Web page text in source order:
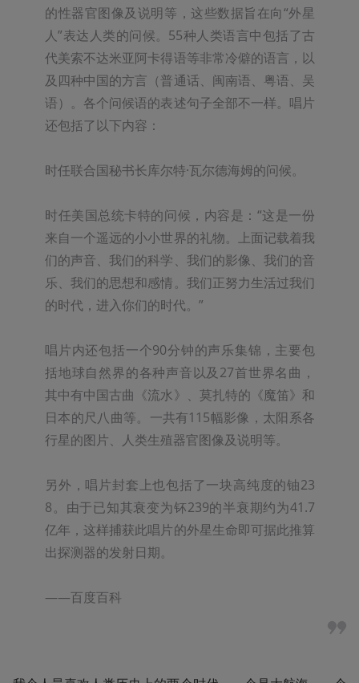
的性器官图像及说明等，这些数据旨在向“外星
人”表达人类的问候。55种人类语言中包括了古
代美索不达米亚阿卡得语等非常冷僻的语言，以
及四种中国的方言（普通话、闽南语、粤语、吴
语）。各个问候语的表述句子全部不一样。唱片
还包括了以下内容：
时任联合国秘书长库尔特·瓦尔德海姆的问候。
时任美国总统卡特的问候，内容是：“这是一份
来自一个遥远的小小世界的礼物。上面记载着我
们的声音、我们的科学、我们的影像、我们的音
乐、我们的思想和感情。我们正努力生活过我们
的时代，进入你们的时代。”
唱片内还包括一个90分钟的声乐集锦，主要包
括地球自然界的各种声音以及27首世界名曲，
其中有中国古曲《流水》、莫扎特的《魔笛》和
日本的尺八曲等。一共有115幅影像，太阳系各
行星的图片、人类生殖器官图像及说明等。
另外，唱片封套上也包括了一块高纯度的铀23
8。由于已知其衰变为钚239的半衰期约为41.7
亿年，这样捕获此唱片的外星生命即可据此推算
出探测器的发射日期。
——百度百科